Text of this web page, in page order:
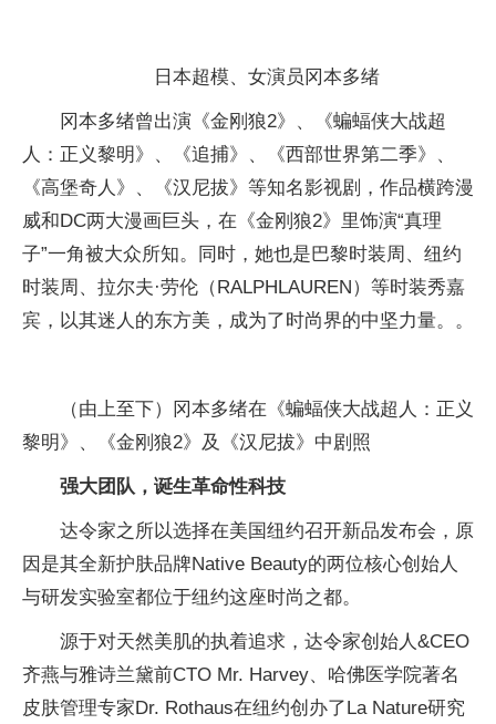
日本超模、女演员冈本多绪
冈本多绪曾出演《金刚狼2》、《蝙蝠侠大战超
人：正义黎明》、《追捕》、《西部世界第二季》、
《高堡奇人》、《汉尼拔》等知名影视剧，作品横跨漫
威和DC两大漫画巨头，在《金刚狼2》里饰演“真理
子”一角被大众所知。同时，她也是巴黎时装周、纽约
时装周、拉尔夫·劳伦（RALPHLAUREN）等时装秀嘉
宾，以其迷人的东方美，成为了时尚界的中坚力量。。
（由上至下）冈本多绪在《蝙蝠侠大战超人：正义
黎明》、《金刚狼2》及《汉尼拔》中剧照
强大团队，诞生革命性科技
达令家之所以选择在美国纽约召开新品发布会，原
因是其全新护肤品牌Native Beauty的两位核心创始人
与研发实验室都位于纽约这座时尚之都。
源于对天然美肌的执着追求，达令家创始人&CEO
齐燕与雅诗兰黛前CTO Mr. Harvey、哈佛医学院著名
皮肤管理专家Dr. Rothaus在纽约创办了La Nature研究